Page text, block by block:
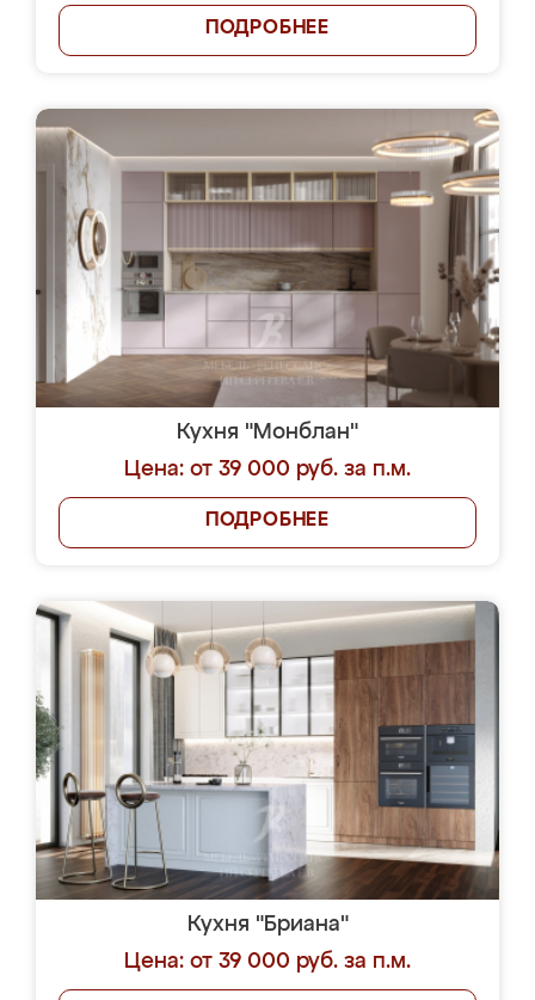
ПОДРОБНЕЕ
Кухня "Монблан"
Цена: от 39 000 руб. за п.м.
ПОДРОБНЕЕ
Кухня "Бриана"
Цена: от 39 000 руб. за п.м.